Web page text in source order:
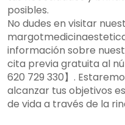
posibles.
No dudes en visitar
información sobre
cita previa gratuita al
620 729 330】.
alcanzar tus objetivos
de vida a través de la